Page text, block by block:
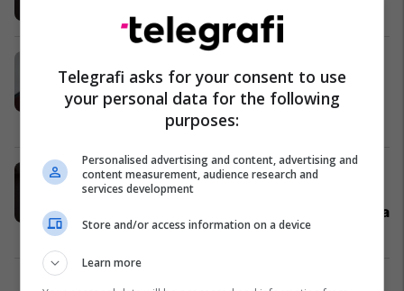
histori e gjallë e Kosovës moderne –
mos e përqeshni mikun më të madh
të shqiptarëve
Kosovë 15/09/2025
Rubin në Hagë: Hetimet për vrasje
nga UÇK-ja nuk u vërtetuan kurrë,
shumë nga akuzat janë të fabrikuara
Jehona HulajDrejtësi 15/09/2025
Telegrafi asks for your consent to use
your personal data for the following
purposes:
Personalised advertising and content, advertising and
content measurement, audience research and
services development
Store and/or access information on a device
Learn more